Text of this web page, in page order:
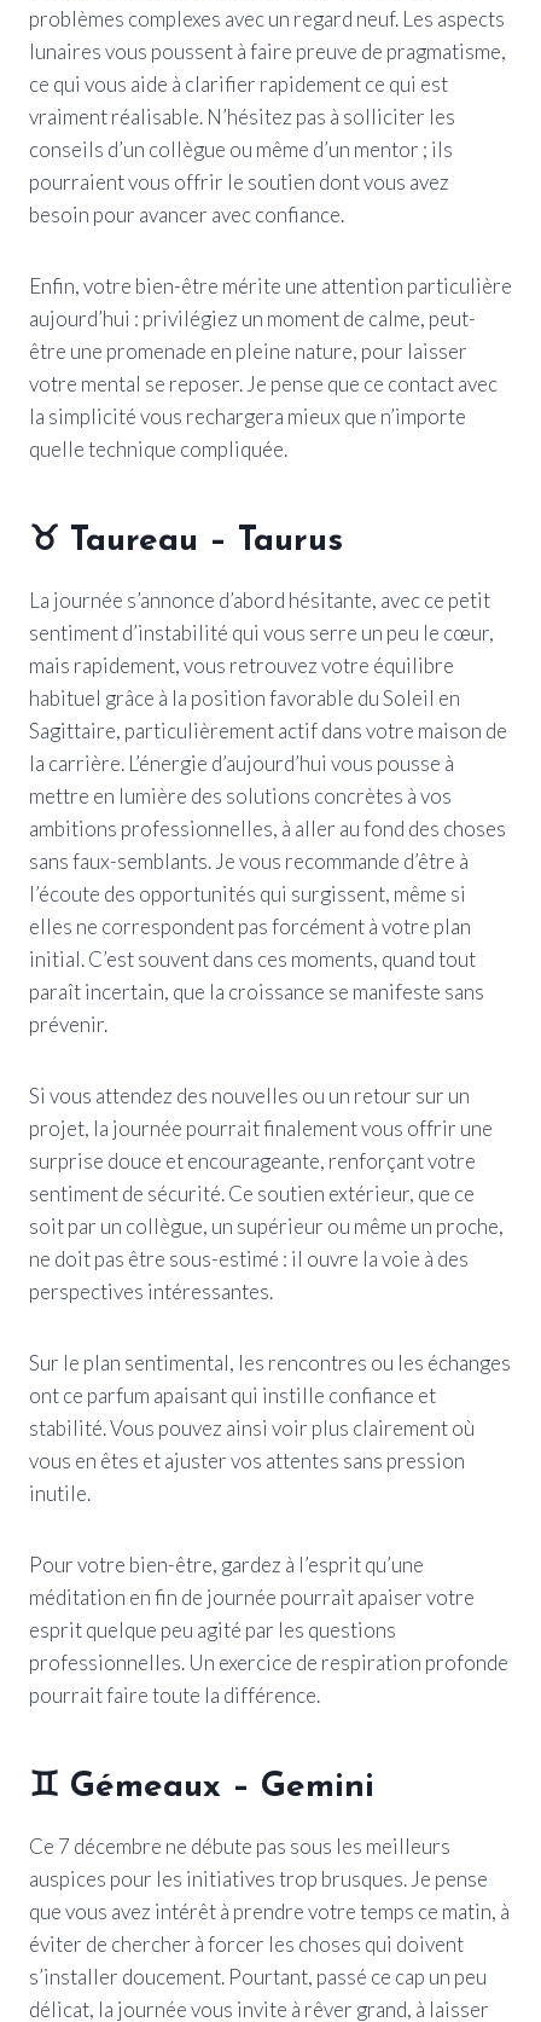
problèmes complexes avec un regard neuf. Les aspects
lunaires vous poussent à faire preuve de pragmatisme,
ce qui vous aide à clarifier rapidement ce qui est
vraiment réalisable. N’hésitez pas à solliciter les
conseils d’un collègue ou même d’un mentor ; ils
pourraient vous offrir le soutien dont vous avez
besoin pour avancer avec confiance.
Enfin, votre bien-être mérite une attention particulière
aujourd’hui : privilégiez un moment de calme, peut-
être une promenade en pleine nature, pour laisser
votre mental se reposer. Je pense que ce contact avec
la simplicité vous rechargera mieux que n’importe
quelle technique compliquée.
♉ Taureau – Taurus
La journée s’annonce d’abord hésitante, avec ce petit
sentiment d’instabilité qui vous serre un peu le cœur,
mais rapidement, vous retrouvez votre équilibre
habituel grâce à la position favorable du Soleil en
Sagittaire, particulièrement actif dans votre maison de
la carrière. L’énergie d’aujourd’hui vous pousse à
mettre en lumière des solutions concrètes à vos
ambitions professionnelles, à aller au fond des choses
sans faux-semblants. Je vous recommande d’être à
l’écoute des opportunités qui surgissent, même si
elles ne correspondent pas forcément à votre plan
initial. C’est souvent dans ces moments, quand tout
paraît incertain, que la croissance se manifeste sans
prévenir.
Si vous attendez des nouvelles ou un retour sur un
projet, la journée pourrait finalement vous offrir une
surprise douce et encourageante, renforçant votre
sentiment de sécurité. Ce soutien extérieur, que ce
soit par un collègue, un supérieur ou même un proche,
ne doit pas être sous-estimé : il ouvre la voie à des
perspectives intéressantes.
Sur le plan sentimental, les rencontres ou les échanges
ont ce parfum apaisant qui instille confiance et
stabilité. Vous pouvez ainsi voir plus clairement où
vous en êtes et ajuster vos attentes sans pression
inutile.
Pour votre bien-être, gardez à l’esprit qu’une
méditation en fin de journée pourrait apaiser votre
esprit quelque peu agité par les questions
professionnelles. Un exercice de respiration profonde
pourrait faire toute la différence.
♊ Gémeaux – Gemini
Ce 7 décembre ne débute pas sous les meilleurs
auspices pour les initiatives trop brusques. Je pense
que vous avez intérêt à prendre votre temps ce matin, à
éviter de chercher à forcer les choses qui doivent
s’installer doucement. Pourtant, passé ce cap un peu
délicat, la journée vous invite à rêver grand, à laisser